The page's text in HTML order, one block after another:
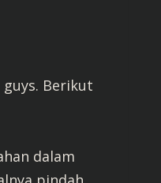
Berikut
dalam